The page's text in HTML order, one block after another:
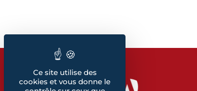
Ce site utilise des
cookies et vous donne le